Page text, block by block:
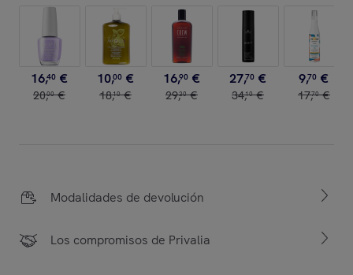
16,40 €
20,00 €
10,00 €
18,10 €
16,90 €
29,30 €
27,70 €
34,10 €
9,70 €
17,70 €
Modalidades de devolución
Los compromisos de Privalia